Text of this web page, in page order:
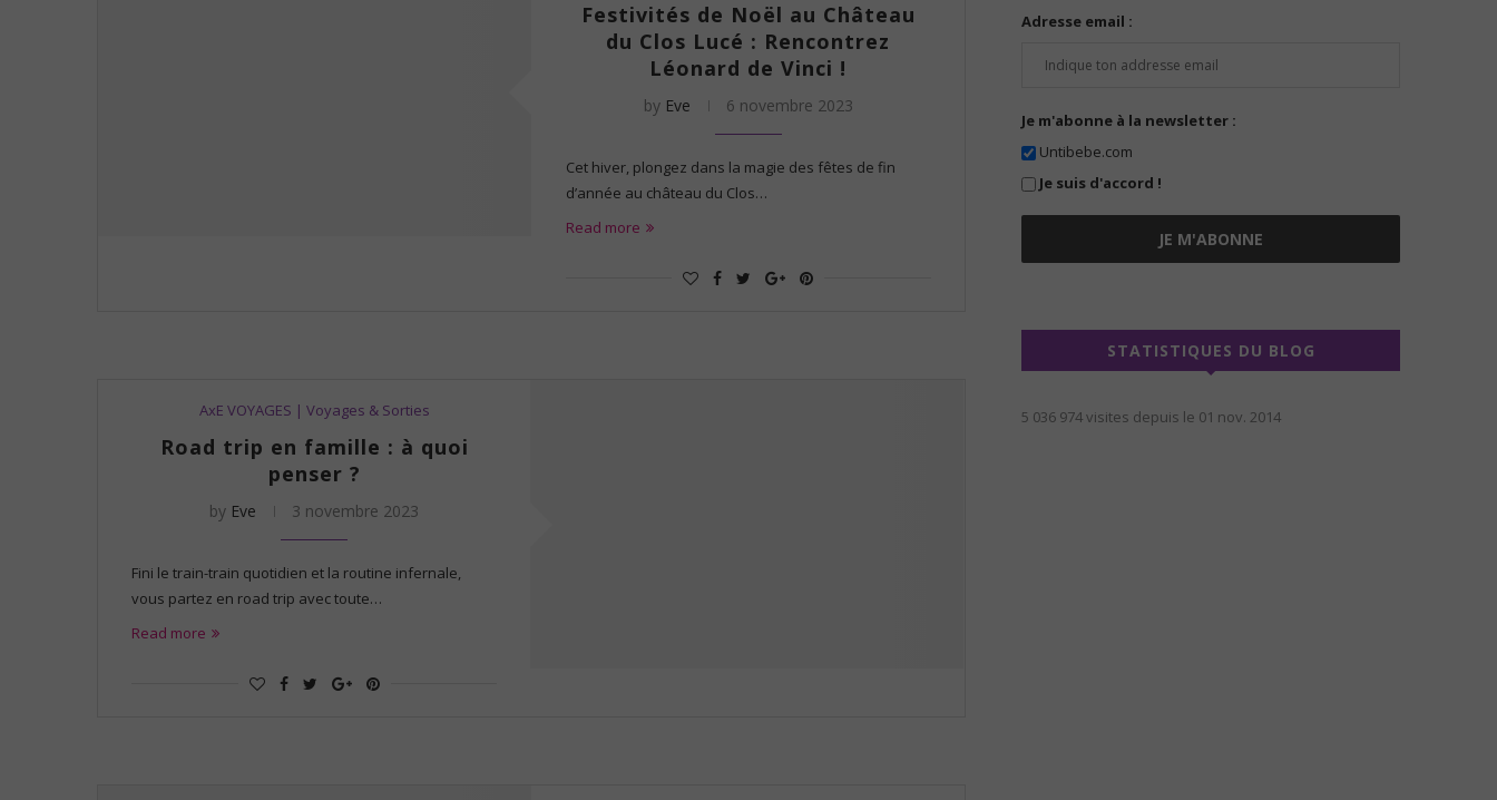
Festivités de Noël au Château
du Clos Lucé : Rencontrez
Léonard de Vinci !
by Eve 6 novembre 2023
Cet hiver, plongez dans la magie des fêtes de fin
d’année au château du Clos…
Read more
AxE VOYAGES | Voyages & Sorties
Road trip en famille : à quoi
penser ?
by Eve 3 novembre 2023
Fini le train-train quotidien et la routine infernale,
vous partez en road trip avec toute…
Read more
Adresse email :
Je m'abonne à la newsletter :
Untibebe.com
Je suis d'accord !
STATISTIQUES DU BLOG
5 036 974 visites depuis le 01 nov. 2014